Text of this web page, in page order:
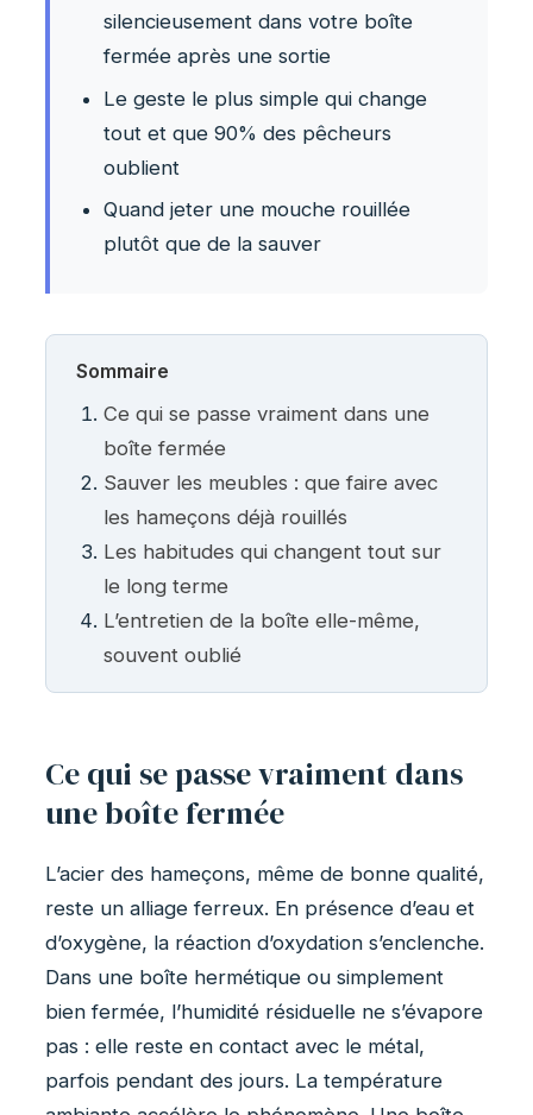
silencieusement dans votre boîte
fermée après une sortie
Le geste le plus simple qui change
tout et que 90% des pêcheurs
oublient
Quand jeter une mouche rouillée
plutôt que de la sauver
Sommaire
Ce qui se passe vraiment dans une
boîte fermée
Sauver les meubles : que faire avec
les hameçons déjà rouillés
Les habitudes qui changent tout sur
le long terme
L’entretien de la boîte elle-même,
souvent oublié
Ce qui se passe vraiment dans
une boîte fermée
L’acier des hameçons, même de bonne qualité,
reste un alliage ferreux. En présence d’eau et
d’oxygène, la réaction d’oxydation s’enclenche.
Dans une boîte hermétique ou simplement
bien fermée, l’humidité résiduelle ne s’évapore
pas : elle reste en contact avec le métal,
parfois pendant des jours. La température